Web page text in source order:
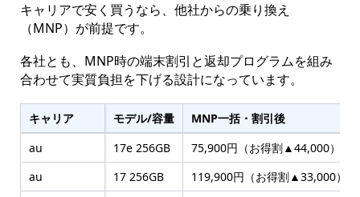
キャリアで安く買うなら、他社からの乗り換え
（MNP）が前提です。
各社とも、MNP時の端末割引と返却プログラムを組み
合わせて実質負担を下げる設計になっています。
キャリア モデル/容量
MNP一括・割引後
au
17e 256GB
75,900円（お得割▲44,000）
au
17 256GB
119,900円（お得割▲33,000）